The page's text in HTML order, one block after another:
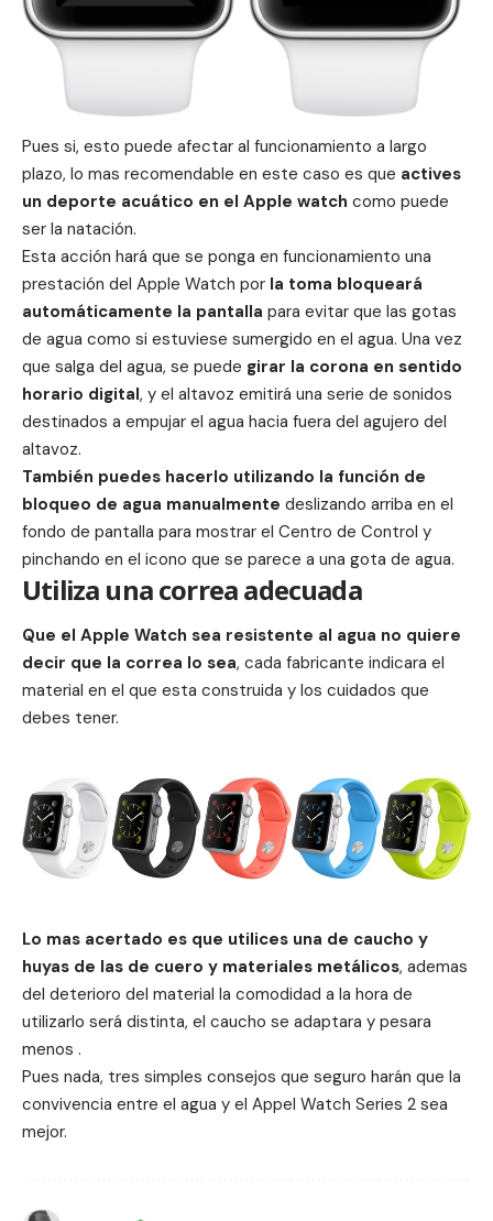
Pues si, esto puede afectar al funcionamiento a largo
plazo, lo mas recomendable en este caso es que actives
un deporte acuático en el Apple watch como puede
ser la natación.
Esta acción hará que se ponga en funcionamiento una
prestación del Apple Watch por la toma bloqueará
automáticamente la pantalla para evitar que las gotas
de agua como si estuviese sumergido en el agua. Una vez
que salga del agua, se puede girar la corona en sentido
horario digital, y el altavoz emitirá una serie de sonidos
destinados a empujar el agua hacia fuera del agujero del
altavoz.
También puedes hacerlo utilizando la función de
bloqueo de agua manualmente deslizando arriba en el
fondo de pantalla para mostrar el Centro de Control y
pinchando en el icono que se parece a una gota de agua.
Utiliza una correa adecuada
Que el Apple Watch sea resistente al agua no quiere
decir que la correa lo sea, cada fabricante indicara el
material en el que esta construida y los cuidados que
debes tener.
Lo mas acertado es que utilices una de caucho y
huyas de las de cuero y materiales metálicos, ademas
del deterioro del material la comodidad a la hora de
utilizarlo será distinta, el caucho se adaptara y pesara
menos .
Pues nada, tres simples consejos que seguro harán que la
convivencia entre el agua y el Appel Watch Series 2 sea
mejor.